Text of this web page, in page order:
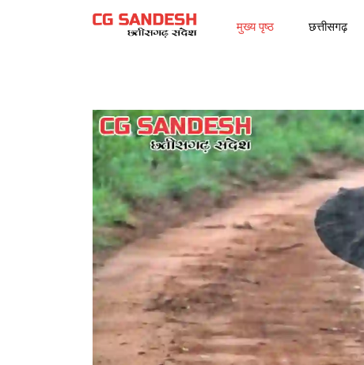
मुख्य पृष्ठ छत्तीसगढ़